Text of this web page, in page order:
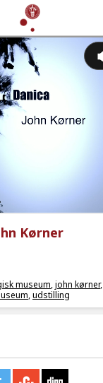
Kørner
museum,john kørner,
,udstilling